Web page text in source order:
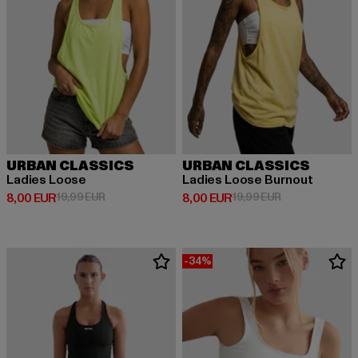
URBAN CLASSICS
Ladies Loose
8,00 EUR
Derzeitiger Preis: 8,00 EUR
19,99 EURAktionspreis: 19,99 EUR
URBAN CLASSICS
Ladies Loose Burnout
8,00 EUR
Derzeitiger Preis: 8,00 EUR
19,99 EURAktionspreis:
-34%